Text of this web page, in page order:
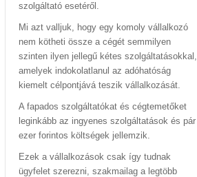
szolgáltató esetéről.
Mi azt valljuk, hogy egy komoly vállalkozó
nem kötheti össze a cégét semmilyen
szinten ilyen jellegű kétes szolgáltatásokkal,
amelyek indokolatlanul az adóhatóság
kiemelt célpontjává teszik vállalkozását.
A fapados szolgáltatókat és cégtemetőket
leginkább az ingyenes szolgáltatások és pár
ezer forintos költségek jellemzik.
Ezek a vállalkozások csak így tudnak
ügyfelet szerezni, szakmailag a legtöbb